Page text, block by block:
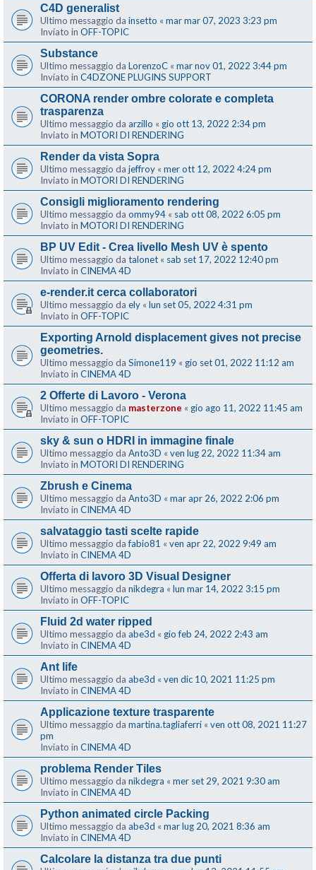
C4D generalist
Ultimo messaggio da insetto « mar mar 07, 2023 3:23 pm
Inviato in OFF-TOPIC
Substance
Ultimo messaggio da LorenzoC « mar nov 01, 2022 3:44 pm
Inviato in C4DZONE PLUGINS SUPPORT
CORONA render ombre colorate e completa
trasparenza
Ultimo messaggio da arzillo « gio ott 13, 2022 2:34 pm
Inviato in MOTORI DI RENDERING
Render da vista Sopra
Ultimo messaggio da jeffroy « mer ott 12, 2022 4:24 pm
Inviato in MOTORI DI RENDERING
Consigli miglioramento rendering
Ultimo messaggio da ommy94 « sab ott 08, 2022 6:05 pm
Inviato in MOTORI DI RENDERING
BP UV Edit - Crea livello Mesh UV è spento
Ultimo messaggio da talonet « sab set 17, 2022 12:40 pm
Inviato in CINEMA 4D
e-render.it cerca collaboratori
Ultimo messaggio da ely « lun set 05, 2022 4:31 pm
Inviato in OFF-TOPIC
Exporting Arnold displacement gives not precise
geometries.
Ultimo messaggio da Simone119 « gio set 01, 2022 11:12 am
Inviato in CINEMA 4D
2 Offerte di Lavoro - Verona
Ultimo messaggio da masterzone « gio ago 11, 2022 11:45 am
Inviato in OFF-TOPIC
sky & sun o HDRI in immagine finale
Ultimo messaggio da Anto3D « ven lug 22, 2022 11:34 am
Inviato in MOTORI DI RENDERING
Zbrush e Cinema
Ultimo messaggio da Anto3D « mar apr 26, 2022 2:06 pm
Inviato in CINEMA 4D
salvataggio tasti scelte rapide
Ultimo messaggio dafabio81 « ven apr 22, 2022 9:49 am
Inviato in CINEMA 4D
Offerta di lavoro 3D Visual Designer
Ultimo messaggio da nikdegra « lun mar 14, 2022 3:15 pm
Inviato in OFF-TOPIC
Fluid 2d water ripped
Ultimo messaggio da abe3d « gio feb 24, 2022 2:43 am
Inviato in CINEMA 4D
Ant life
Ultimo messaggio da abe3d « ven dic 10, 2021 11:25 pm
Inviato in CINEMA 4D
Applicazione texture trasparente
Ultimo messaggio da martina.tagliaferri « ven ott 08, 2021 11:27
pm
Inviato in CINEMA 4D
problema Render Tiles
Ultimo messaggio da nikdegra « mer set 29, 2021 9:30 am
Inviato in CINEMA 4D
Python animated circle Packing
Ultimo messaggio da abe3d « mar lug 20, 2021 8:36 am
Inviato in CINEMA 4D
Calcolare la distanza tra due punti